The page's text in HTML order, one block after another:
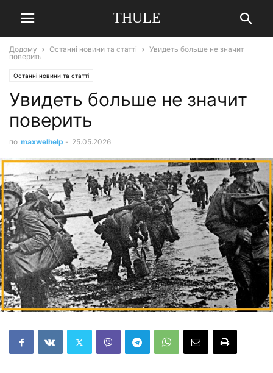
THULE
Додому Останні новини та статті
Увидеть больше не значит
поверить
Останні новини та статті
Увидеть больше не значит
поверить
по maxwelhelp - 25.05.2026